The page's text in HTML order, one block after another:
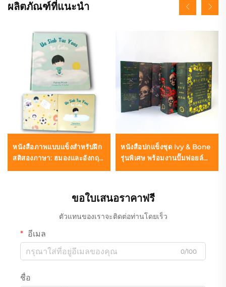
ผลิตภัณฑ์ที่แนะนำ
หนังสือภาพแบบแข็งสำหรับฝึก
สติสองภาษา: ฮมองและอังกฤษ
หนังสือปกแข็งชุด Ivy & Bone
รุ่นพิเศษ พร้อมงานปั๊มฟอยล์
ขอใบเสนอราคาฟรี
ตัวแทนของเราจะติดต่อท่านโดยเร็ว
อีเมล
0/100
ชื่อ